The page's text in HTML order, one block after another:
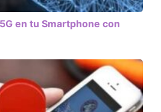
en tu Smartphone con